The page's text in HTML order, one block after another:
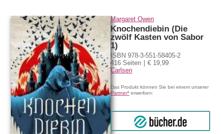
Margaret Owen
Knochendiebin (Die
zwölf Kasten von Sabor
1)
ISBN 978-3-551-58405-2
416 Seiten
€ 19,99
Carlsen
Das Produkt können Sie bei einem unserer
Partner* erwerben:
bücher.de